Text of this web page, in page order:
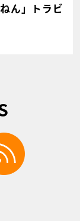
ん」トラビ